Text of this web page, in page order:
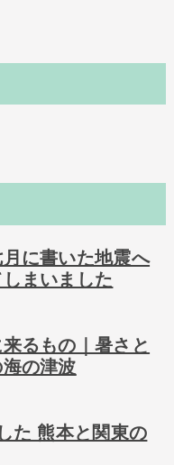
に書いた地震へ
まいました
るもの｜暑さと
の津波
た 熊本と関東の